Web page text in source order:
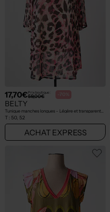
17,70€Prix boutique :
59,00€ -70%
BELTY
Tunique manches longues - Légère et transparente rose
T : 50, 52
ACHAT EXPRESS